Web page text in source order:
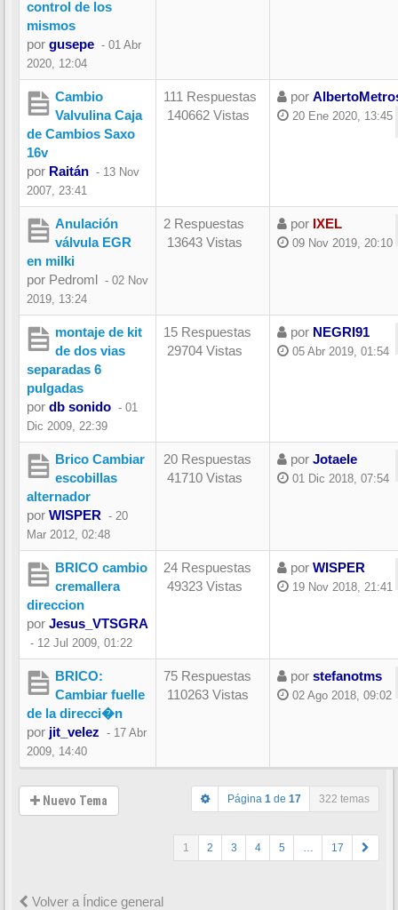
control de los
mismos
por gusepe - 01 Abr
2020, 12:04
Cambio
Valvulina Caja
de Cambios Saxo
16v
por Raitán - 13 Nov
2007, 23:41
111 Respuestas
140662 Vistas
por
20 Ene 2020, 13:45
Anulación
válvula EGR
en milki
por Pedroml - 02 Nov
2019, 13:24
2 Respuestas
13643 Vistas
por IXEL
09 Nov 2019, 20:10
montaje de kit
de dos vias
separadas 6
pulgadas
por db sonido - 01
Dic 2009, 22:39
15 Respuestas
29704 Vistas
por NEGRI91
05 Abr 2019, 01:54
Brico Cambiar
escobillas
alternador
por WISPER - 20
Mar 2012, 02:48
20 Respuestas
41710 Vistas
por Jotaele
01 Dic 2018, 07:54
BRICO cambio
cremallera
direccion
por Jesus_VTSGRA
- 12 Jul 2009, 01:22
24 Respuestas
49323 Vistas
por WISPER
19 Nov 2018, 21:41
BRICO:
Cambiar fuelle
de la direcci�n
por jit_velez - 17 Abr
2009, 14:40
75 Respuestas
110263 Vistas
por stefanotms
02 Ago 2018, 09:02
Nuevo Tema Página 1 de 17 322 temas
1 2 3 4 5 … 17
Volver a Índice general